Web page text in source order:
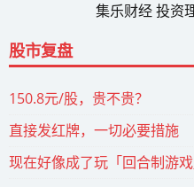
集乐财经 投资
股市复盘
150.8元/股，贵不贵？
直接发红牌，一切必要措施
现在好像成了玩「回合制游戏